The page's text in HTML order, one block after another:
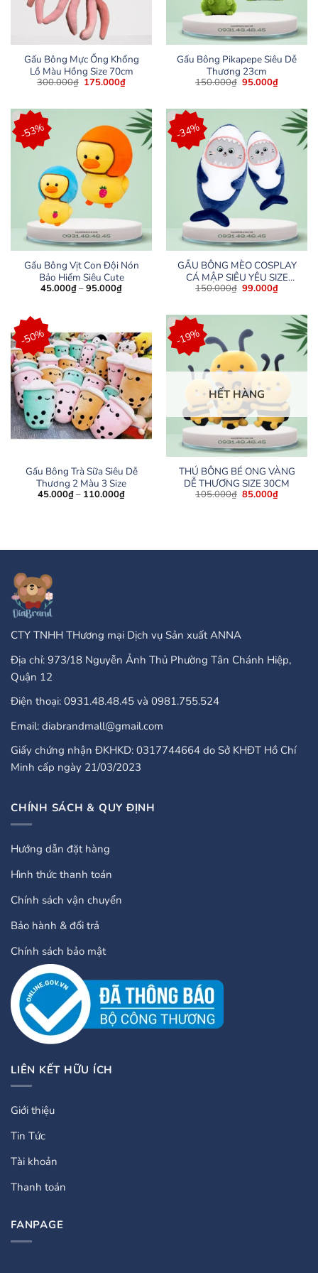
Gấu Bông Mực Ống Khổng
Lồ Màu Hồng Size 70cm
300.000₫ Giá
300.000₫.
175.000₫Giá
hiện
là:
175.000₫.
Gấu Bông Pikapepe Siêu Dễ
Thương 23cm
150.000₫ Giá
150.000₫.
95.000₫Giá
hiện
là:
95.000₫.
-53%
Gấu Bông Vịt Con Đội Nón
Bảo Hiểm Siêu Cute
45.000₫–95.000₫Khoảng
95.000₫
-34%
GẤU BÔNG MÈO COSPLAY
CÁ MẬP SIÊU YÊU SIZE
35CM
150.000₫ Giá
150.000₫.
99.000₫Giá
hiện
là:
99.000₫.
-50%
Gấu Bông Trà Sữa Siêu Dễ
Thương 2 Màu 3 Size
45.000₫– 110.000₫Khoảng
-19%
HẾT HÀNG
THÚ BÔNG BÉ ONG VÀNG
DỄ THƯƠNG SIZE 30CM
105.000₫ Giá
85.000₫Giá
hiện
CTY TNHH THương mại Dịch vụ Sản xuất ANNA
Địa chỉ: 973/18 Nguyễn Ảnh Thủ Phường Tân Chánh Hiệp,
Quận 12
Điện thoại: 0931.48.48.45 và 0981.755.524
Email: diabrandmall@gmail.com
Giấy chứng nhận ĐKHKD: 0317744664 do Sở KHĐT Hồ Chí
Minh cấp ngày 21/03/2023
CHÍNH SÁCH & QUY ĐỊNH
Hướng dẫn đặt hàng
Hình thức thanh toán
Chính sách vận chuyển
Bảo hành & đổi trả
Chính sách bảo mật
LIÊN KẾT HỮU ÍCH
Giới thiệu
Tin Tức
Tài khoản
Thanh toán
FANPAGE